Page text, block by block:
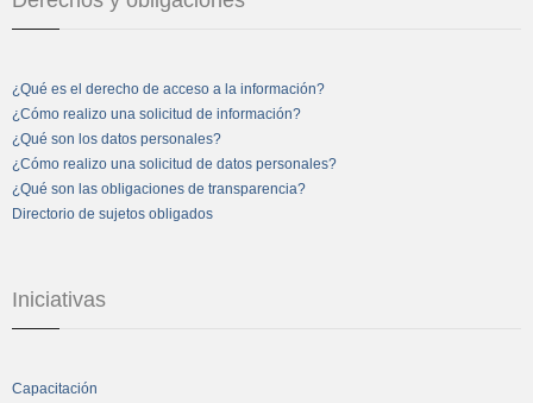
¿Qué es el derecho de acceso a la información?
¿Cómo realizo una solicitud de información?
¿Qué son los datos personales?
¿Cómo realizo una solicitud de datos personales?
¿Qué son las obligaciones de transparencia?
Directorio de sujetos obligados
Iniciativas
Capacitación